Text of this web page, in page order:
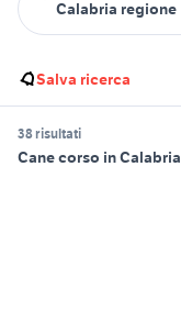
Salva ricerca
38 risultati
Cane corso in Calabria